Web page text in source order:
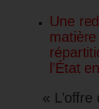
Une
l’État
«